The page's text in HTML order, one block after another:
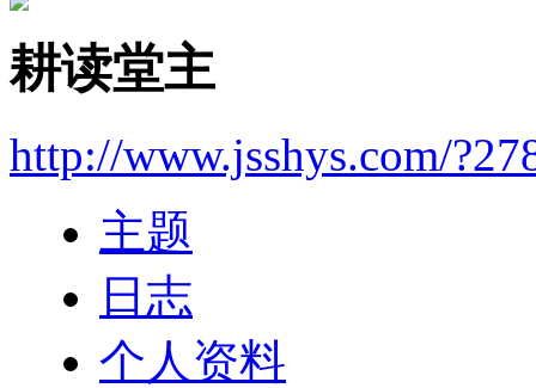
耕读堂主
http://www.jsshys.com/
主题
日志
个人资料